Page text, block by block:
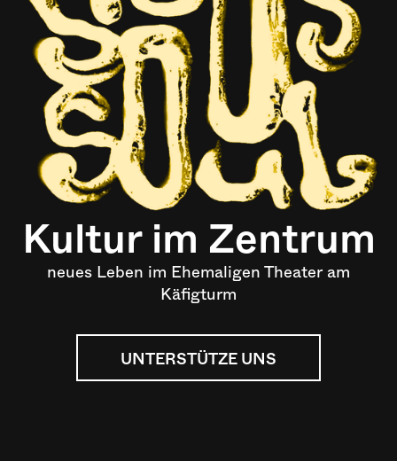
Kultur im Zentrum
neues Leben im Ehemaligen Theater am
Käfigturm
UNTERSTÜTZE UNS